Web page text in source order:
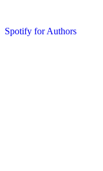
Spotify for Authors